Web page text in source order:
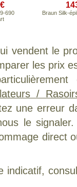
690
Braun Silk-
vendent le
les prix
/
une erreur
le
direct
indicatif,